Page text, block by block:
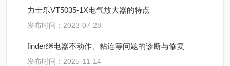
​力士乐VT5035-1X电气放大器的特点
发布时间：2023-07-28
finder继电器不动作、粘连等问题的诊断与修复
发布时间：2025-11-14